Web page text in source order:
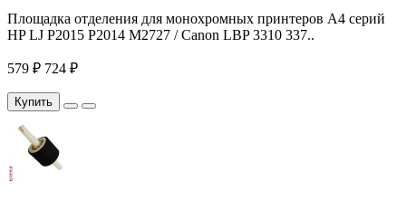
Площадка отделения для монохромных принтеров A4 серий
HP LJ P2015 P2014 M2727 / Canon LBP 3310 337..
579 ₽ 724 ₽
Купить